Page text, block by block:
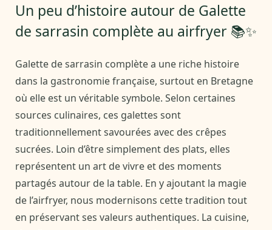
Un peu d’histoire autour de Galette
de sarrasin complète au airfryer 📚✨
Galette de sarrasin complète a une riche histoire
dans la gastronomie française, surtout en Bretagne
où elle est un véritable symbole. Selon certaines
sources culinaires, ces galettes sont
traditionnellement savourées avec des crêpes
sucrées. Loin d’être simplement des plats, elles
représentent un art de vivre et des moments
partagés autour de la table. En y ajoutant la magie
de l’airfryer, nous modernisons cette tradition tout
en préservant ses valeurs authentiques. La cuisine,